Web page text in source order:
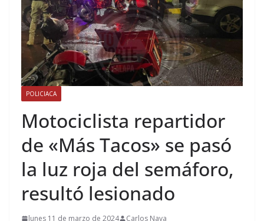
POLICIACA
Motociclista repartidor
de «Más Tacos» se pasó
la luz roja del semáforo,
resultó lesionado
lunes 11 de marzo de 2024 Carlos Nava